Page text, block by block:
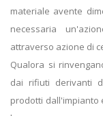
materiale avente
necessaria
attraverso azione di
Qualora si
dai rifiuti derivanti
prodotti dall'impianto